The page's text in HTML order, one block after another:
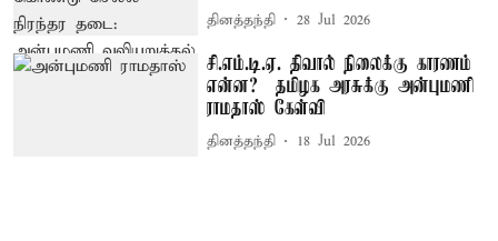
தினத்தந்தி 28 Jul 2026
சி.எம்.டி.ஏ. திவால் நிலைக்கு காரணம்
என்ன? – தமிழக அரசுக்கு அன்புமணி
ராமதாஸ் கேள்வி
தினத்தந்தி 18 Jul 2026